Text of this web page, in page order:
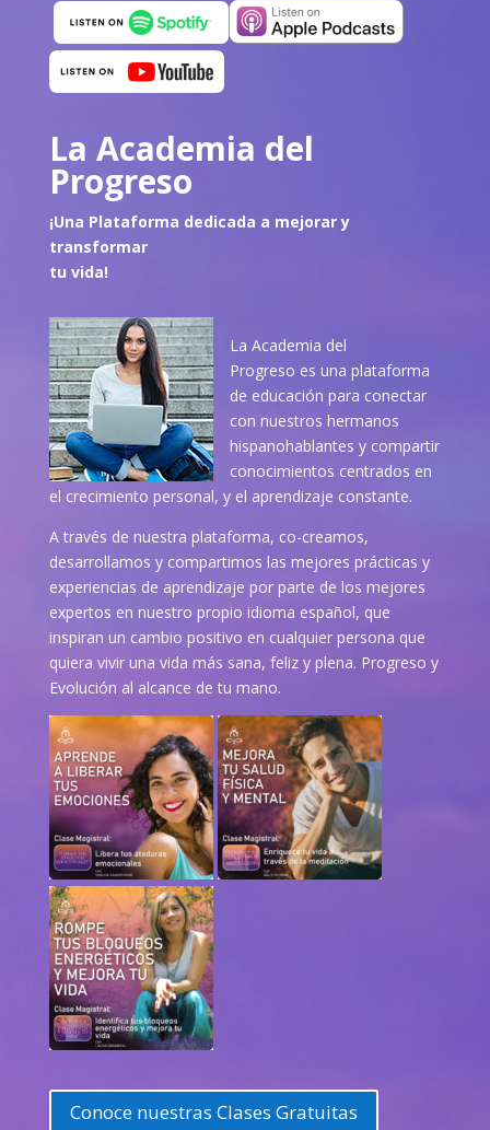
La Academia del
Progreso
¡Una Plataforma dedicada a mejorar y
transformar
tu vida!
La Academia del
Progreso es una plataforma
de educación para conectar
con nuestros hermanos
hispanohablantes y compartir
conocimientos centrados en
el crecimiento personal, y el aprendizaje constante.
A través de nuestra plataforma, co-creamos,
desarrollamos y compartimos las mejores prácticas y
experiencias de aprendizaje por parte de los mejores
expertos en nuestro propio idioma español, que
inspiran un cambio positivo en cualquier persona que
quiera vivir una vida más sana, feliz y plena. Progreso y
Evolución al alcance de tu mano.
Conoce nuestras Clases Gratuitas